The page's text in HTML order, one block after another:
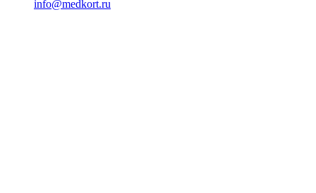
info@medkort.ru